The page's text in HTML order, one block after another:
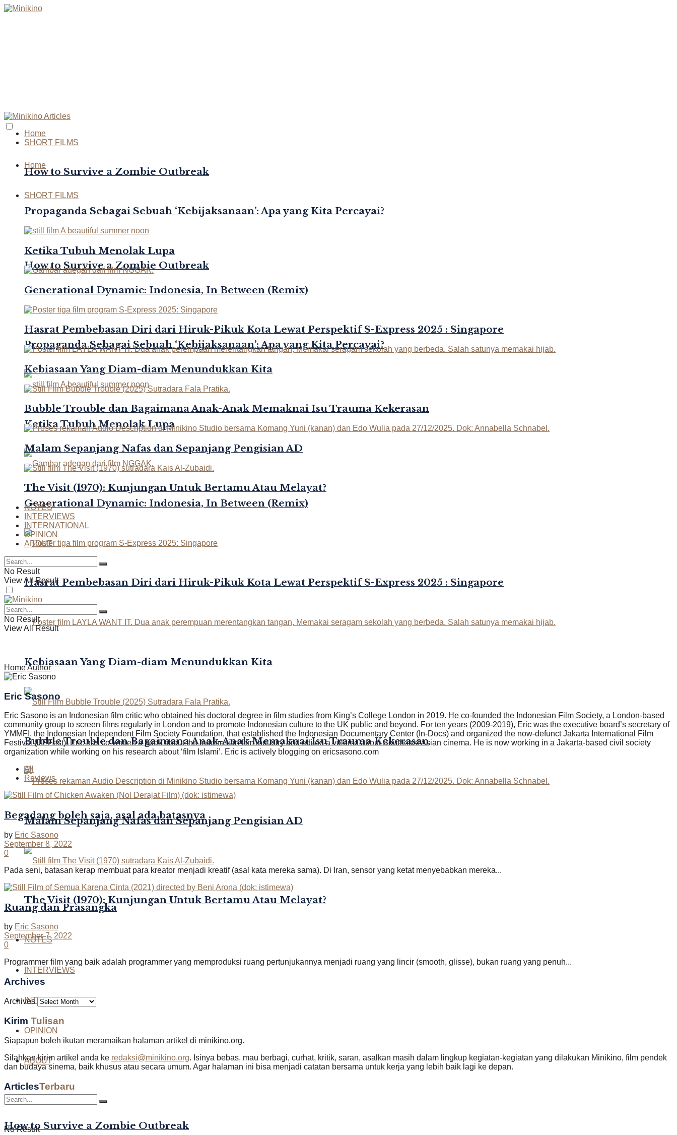
Home
SHORT FILMS
How to Survive a Zombie Outbreak
Propaganda Sebagai Sebuah ‘Kebijaksanaan’: Apa yang Kita Percayai?
Ketika Tubuh Menolak Lupa
Generational Dynamic: Indonesia, In Between (Remix)
Hasrat Pembebasan Diri dari Hiruk-Pikuk Kota Lewat Perspektif S-Express 2025 : Singapore
Kebiasaan Yang Diam-diam Menundukkan Kita
Bubble Trouble dan Bagaimana Anak-Anak Memaknai Isu Trauma Kekerasan
Malam Sepanjang Nafas dan Sepanjang Pengisian AD
The Visit (1970): Kunjungan Untuk Bertamu Atau Melayat?
NOTES
INTERVIEWS
INTERNATIONAL
OPINION
ABOUT
No Result
Home
SHORT FILMS
How to Survive a Zombie Outbreak
Propaganda Sebagai Sebuah ‘Kebijaksanaan’: Apa yang Kita Percayai?
Ketika Tubuh Menolak Lupa
Generational Dynamic: Indonesia, In Between (Remix)
Hasrat Pembebasan Diri dari Hiruk-Pikuk Kota Lewat Perspektif S-Express 2025 : Singapore
Kebiasaan Yang Diam-diam Menundukkan Kita
Bubble Trouble dan Bagaimana Anak-Anak Memaknai Isu Trauma Kekerasan
Malam Sepanjang Nafas dan Sepanjang Pengisian AD
The Visit (1970): Kunjungan Untuk Bertamu Atau Melayat?
NOTES
INTERVIEWS
INTERNATIONAL
OPINION
ABOUT
No Result
View All Result
No Result
View All Result
HomeAuthor
Eric Sasono
Eric Sasono is an Indonesian film critic who obtained his doctoral degree in film studies from King’s College London in 2019. He co-founded the Indonesian Film Society, a London-based
community group to screen films regularly in London and to promote Indonesian culture to the UK public and beyond. For ten years (2009-2019), Eric was the executive board’s secretary of
YMMFI, the Indonesian Independent Film Society Foundation, that established the Indonesian Documentary Center (In-Docs) and organized the now-defunct Jakarta International Film
Festival (JIFFest). Eric has co-written a book about the Indonesian film industry and edited a volume about Southeast Asian cinema. He is now working in a Jakarta-based civil society
organization while working on his research about ‘film Islami’. Eric is actively blogging on ericsasono.com
All
Reviews
Begadang boleh saja, asal ada batasnya
by Eric Sasono
September 8, 2022
0
Pada seni, batasan kerap membuat para kreator menjadi kreatif (asal kata mereka sama). Di Iran, sensor yang ketat menyebabkan mereka...
Ruang dan Prasangka
by Eric Sasono
September 7, 2022
0
Programmer film yang baik adalah programmer yang memproduksi ruang pertunjukannya menjadi ruang yang lincir (smooth, glisse), bukan ruang yang penuh...
Archives
Archives
Kirim Tulisan
Siapapun boleh ikutan meramaikan halaman artikel di minikino.org.
Silahkan kirim artikel anda ke redaksi@minikino.org. Isinya bebas, mau berbagi, curhat, kritik, saran, asalkan masih dalam lingkup kegiatan-kegiatan yang dilakukan Minikino, film pendek
dan budaya sinema, baik khusus atau secara umum. Agar halaman ini bisa menjadi catatan bersama untuk kerja yang lebih baik lagi ke depan.
ArticlesTerbaru
How to Survive a Zombie Outbreak